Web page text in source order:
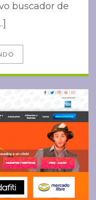
buscador de